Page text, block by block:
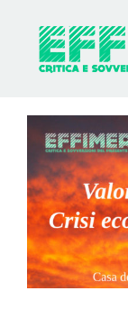
contenuto
Ingrandisci
immagine